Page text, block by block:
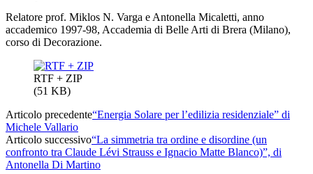
Relatore prof. Miklos N. Varga e Antonella Micaletti, anno
accademico 1997-98, Accademia di Belle Arti di Brera (Milano),
corso di Decorazione.
RTF + ZIP
(51 KB)
Articolo precedente“Energia Solare per l’edilizia residenziale” di
Michele Vallario
Articolo successivo“La simmetria tra ordine e disordine (un
confronto tra Claude Lévi Strauss e Ignacio Matte Blanco)”, di
Antonella Di Martino